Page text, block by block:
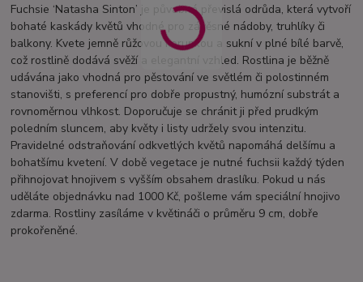
Fuchsie ‘Natasha Sinton’ je půvabná převislá odrůda, která vytvoří
bohaté kaskády květů vhodné pro závěsné nádoby, truhlíky či
balkony. Kvete jemně růžovou korunkou a sukní v plné bílé barvě,
což rostlině dodává svěží a elegantní vzhled. Rostlina je běžně
udávána jako vhodná pro pěstování ve světlém či polostinném
stanovišti, s preferencí pro dobře propustný, humózní substrát a
rovnoměrnou vlhkost. Doporučuje se chránit ji před prudkým
poledním sluncem, aby květy i listy udržely svou intenzitu.
Pravidelné odstraňování odkvetlých květů napomáhá delšímu a
bohatšímu kvetení. V době vegetace je nutné fuchsii každý týden
přihnojovat hnojivem s vyšším obsahem draslíku. Pokud u nás
uděláte objednávku nad 1000 Kč, pošleme vám speciální hnojivo
zdarma. Rostliny zasíláme v květináči o průměru 9 cm, dobře
prokořeněné.